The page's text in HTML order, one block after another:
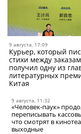
9 августа, 17:09
Курьер, который
стихи между
получил одну из
литературных
Китая
9 августа, 11:32
«Человек-паук»
переписывать
что смотрят в
выходные